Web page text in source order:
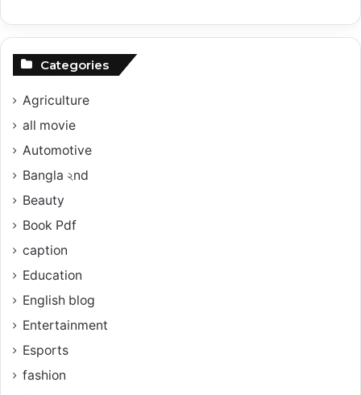
Categories
Agriculture
all movie
Automotive
Bangla ২nd
Beauty
Book Pdf
caption
Education
English blog
Entertainment
Esports
fashion